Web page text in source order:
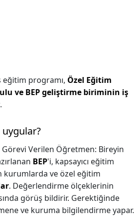
programı, Özel Eğitim
ve BEP geliştirme biriminin iş
.
uygular?
Verilen Öğretmen: Bireyin
BEP'i, kapsayıcı eğitim
kurumlarda ve özel eğitim
. Değerlendirme ölçeklerinin
görüş bildirir. Gerektiğinde
ve kuruma bilgilendirme yapar.